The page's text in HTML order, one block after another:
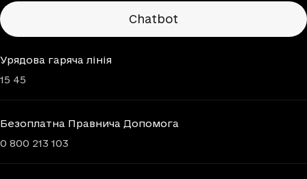
Chatbots
Chatbot
Урядова гаряча лінія
15 45
Безоплатна Правнича Допомога
0 800 213 103